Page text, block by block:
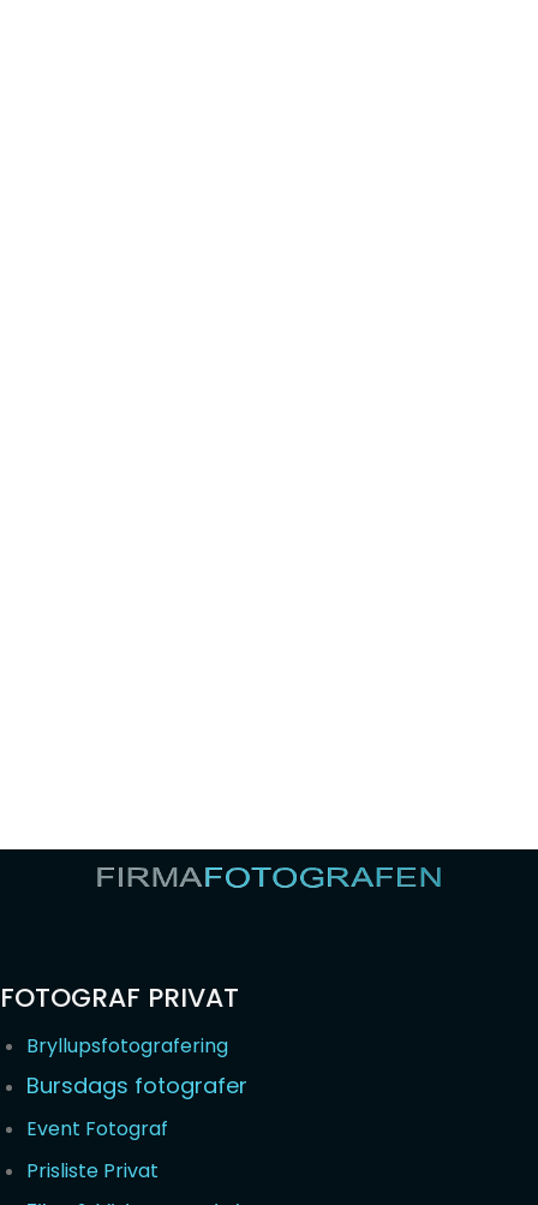
FOTOGRAF PRIVAT
Bryllupsfotografering
Bursdags fotografer
Event Fotograf
Prisliste Privat